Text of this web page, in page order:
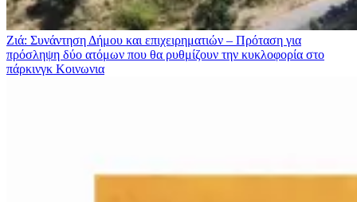
Ζιά: Συνάντηση Δήμου και επιχειρηματιών – Πρόταση για
πρόσληψη δύο ατόμων που θα ρυθμίζουν την κυκλοφορία στο
πάρκινγκ Κοινωνια